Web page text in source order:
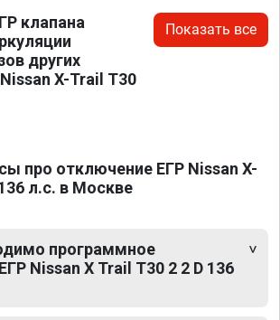
клапана
других
X-Trail T30
Показать все
про отключение ЕГР Nissan X-
л.с. в Москве
программное
Nissan X Trail T30 2 2 D 136